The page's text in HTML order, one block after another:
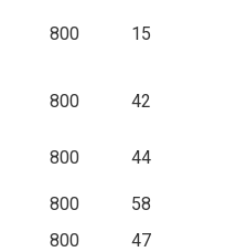
800 15
800 42
800 44
800
58
800
47